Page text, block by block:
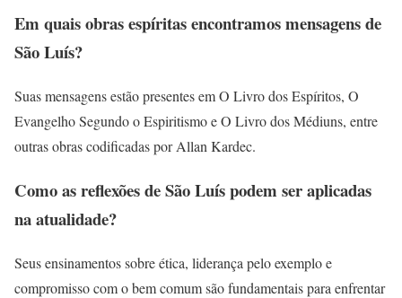
Em quais obras espíritas encontramos mensagens de
São Luís?
Suas mensagens estão presentes em O Livro dos Espíritos, O
Evangelho Segundo o Espiritismo e O Livro dos Médiuns, entre
outras obras codificadas por Allan Kardec.
Como as reflexões de São Luís podem ser aplicadas
na atualidade?
Seus ensinamentos sobre ética, liderança pelo exemplo e
compromisso com o bem comum são fundamentais para enfrentar